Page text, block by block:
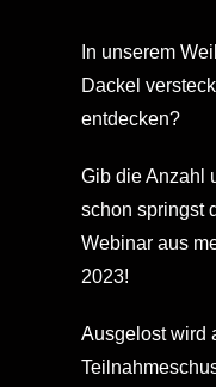
In unserem
Dackel
entdecken?
Gib die Anzahl
schon springst
Webinar aus
2023!
Ausgelost wird